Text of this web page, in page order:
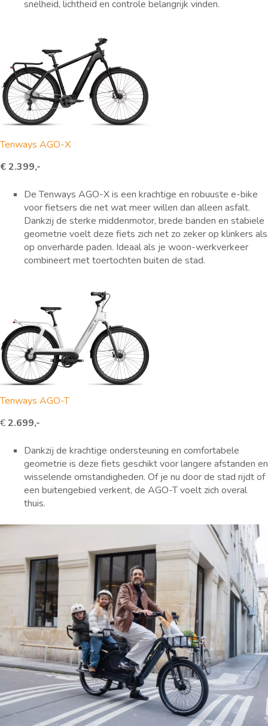
snelheid, lichtheid en controle belangrijk vinden.
Tenways AGO-X
€ 2.399,-
De Tenways AGO-X is een krachtige en robuuste e-bike
voor fietsers die net wat meer willen dan alleen asfalt.
Dankzij de sterke middenmotor, brede banden en stabiele
geometrie voelt deze fiets zich net zo zeker op klinkers als
op onverharde paden. Ideaal als je woon-werkverkeer
combineert met toertochten buiten de stad.
Tenways AGO-T
€2.699,-
Dankzij de krachtige ondersteuning en comfortabele
geometrie is deze fiets geschikt voor langere afstanden en
wisselende omstandigheden. Of je nu door de stad rijdt of
een buitengebied verkent, de AGO-T voelt zich overal
thuis.